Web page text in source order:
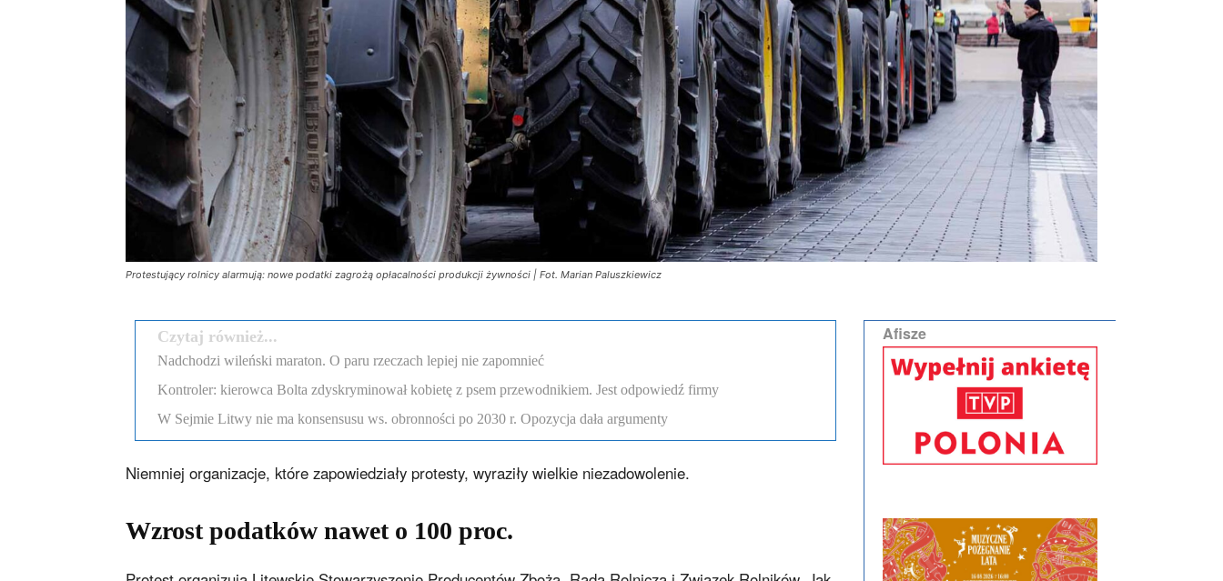
Protestujący rolnicy alarmują: nowe podatki zagrożą opłacalności produkcji żywności | Fot. Marian Paluszkiewicz
Czytaj również...
Nadchodzi wileński maraton. O paru rzeczach lepiej nie zapomnieć
Kontroler: kierowca Bolta zdyskryminował kobietę z psem przewodnikiem. Jest odpowiedź firmy
W Sejmie Litwy nie ma konsensusu ws. obronności po 2030 r. Opozycja dała argumenty
Niemniej organizacje, które zapowiedziały protesty, wyraziły wielkie niezadowolenie.
Wzrost podatków nawet o 100 proc.
Afisze